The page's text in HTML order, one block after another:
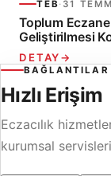
TEB· 31
Toplum
Geliştirilmesi
DETAY→
BAĞLANTILAR
Hızlı Erişim
Eczacılık
kurumsal